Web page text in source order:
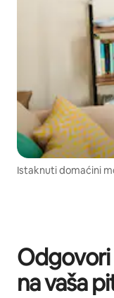
Istaknuti domaćini
Odgovori
na vaša